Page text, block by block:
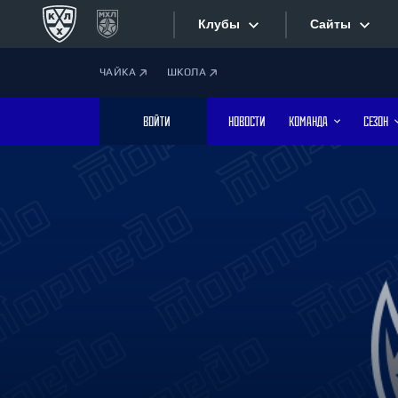
Клубы
Дивизион Боброва
Лада
Сайты
Фотобанк
ЧАЙКА ШКОЛА
ВОЙТИ НОВОСТИ КОМАНДА СЕЗОН